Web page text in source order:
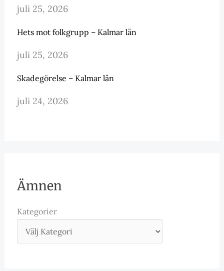
juli 25, 2026
Hets mot folkgrupp – Kalmar län
juli 25, 2026
Skadegörelse – Kalmar län
juli 24, 2026
Ämnen
Kategorier